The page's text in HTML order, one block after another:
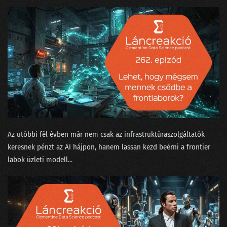
188 - Ludditák a szerverteremben
187 - conTEXT 2024: Lemaradtál?
186 - A hétköznapi problémák MI után sírnak
184 - A State of AI tanulmány idén is megéri a pénzét
183 - Radikális MI-optimizmus vagy kígyóolaj-szindróma?
182 - MI szakértők a szőnyeg legszélén
181 - Milyen Nobel-díjat kapjon egy MI-kutató?
180 - Az önkiszolgáló kasszáktól a csöves emberi tudatig
179 - Konferenciák édes titkai
178 - Entrópia: a káoszért rimánkodó világ
Az utóbbi fél évben már nem csak az infrastruktúraszolgáltatók
keresnek pénzt az AI hájpon, hanem lassan kezd beérni a frontier
labok üzleti modell...